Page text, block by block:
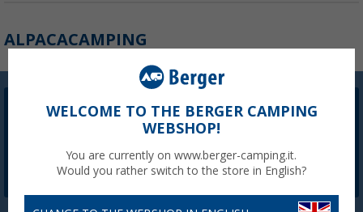
ALPACACAMPING
Newsletter Berger
La registrazione alla newsletter non è attualmente
disponibile. Risolveremo il problema il prima possibile.
WELCOME TO THE BERGER CAMPING
WEBSHOP!
You are currently on www.berger-camping.it.
Would you rather switch to the store in English?